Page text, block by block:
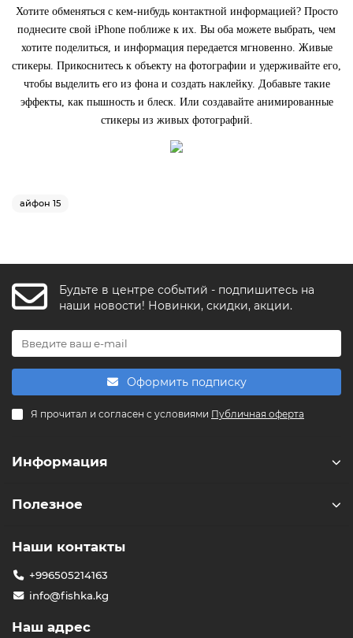
Хотите обменяться с кем-нибудь контактной информацией? Просто
поднесите свой iPhone поближе к их. Вы оба можете выбрать, чем
хотите поделиться, и информация передается мгновенно. Живые
стикеры. Прикоснитесь к объекту на фотографии и удерживайте его,
чтобы выделить его из фона и создать наклейку. Добавьте такие
эффекты, как пышность и блеск. Или создавайте анимированные
стикеры из живых фотографий.
айфон 15
Будьте в центре событий - подпишитесь на
наши новости! Новинки, скидки, акции.
Оформить подписку
Я прочитал и согласен с условиями Публичная оферта
Информация
Полезное
Наши контакты
+996505214163
info@fishka.kg
Наш адрес
F FishkaAI
Обычно отвечаем за минуту
Чем можем помочь?